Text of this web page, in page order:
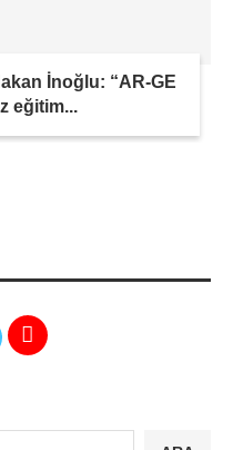
İnoğlu: “AR-GE
eğitim...